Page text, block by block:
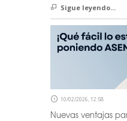
Sigue leyendo...
10/02/2026, 12:58
Nuevas ventajas